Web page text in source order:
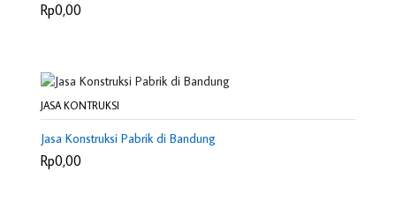
Rp0,00
JASA KONTRUKSI
Jasa Konstruksi Pabrik di Bandung
Rp0,00